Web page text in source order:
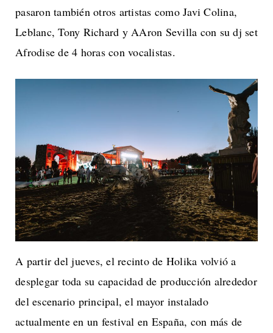
pasaron también otros artistas como Javi Colina,
Leblanc, Tony Richard y AAron Sevilla con su dj set
Afrodise de 4 horas con vocalistas.
A partir del jueves, el recinto de Holika volvió a
desplegar toda su capacidad de producción alrededor
del escenario principal, el mayor instalado
actualmente en un festival en España, con más de